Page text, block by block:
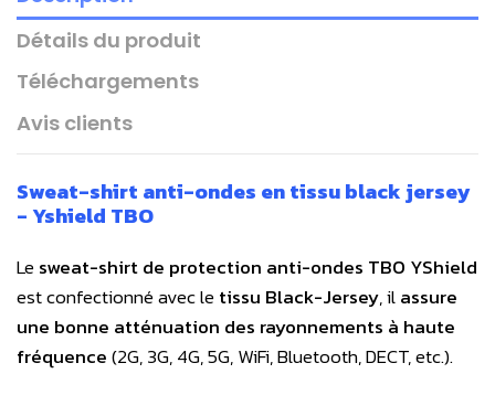
Détails du produit
Téléchargements
Avis clients
Sweat-shirt anti-ondes en tissu black jersey
- Yshield TBO
Lesweat-shirt de protection anti-ondes TBO YShield
est confectionné avec letissu Black-Jersey, ilassure
une bonne atténuation des rayonnements à haute
fréquence(2G, 3G, 4G, 5G, WiFi, Bluetooth, DECT, etc.).